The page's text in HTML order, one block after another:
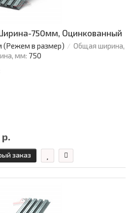
750мм, Оцинкованный
(Режем в размер)
Общая ширина,
мм: 750
заказ